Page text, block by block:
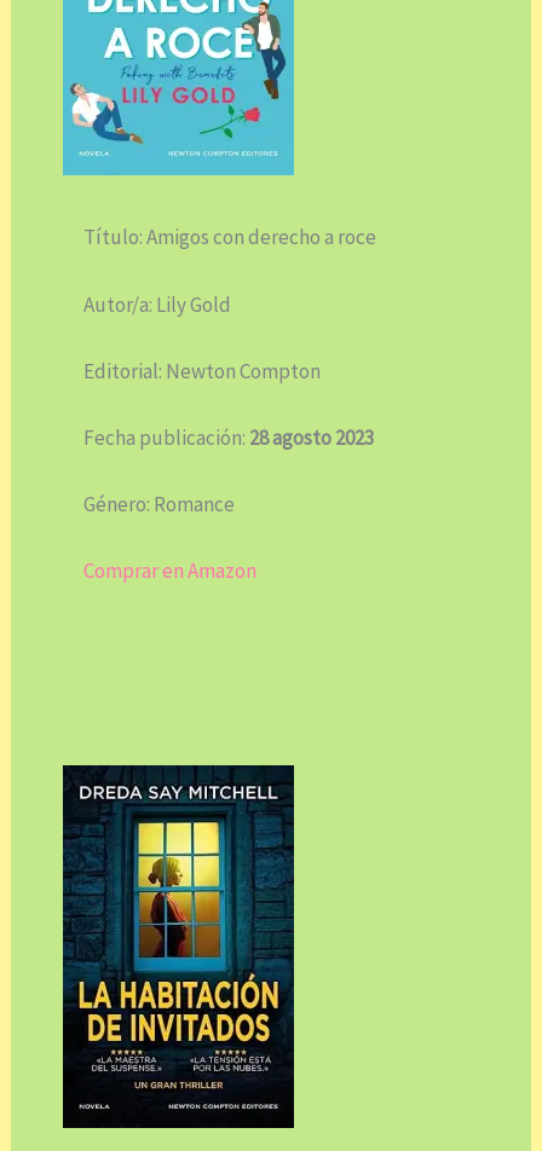
Título: Amigos con derecho a roce
Autor/a: Lily Gold
Editorial: Newton Compton
Fecha publicación: 28 agosto 2023
Género: Romance
Comprar en Amazon